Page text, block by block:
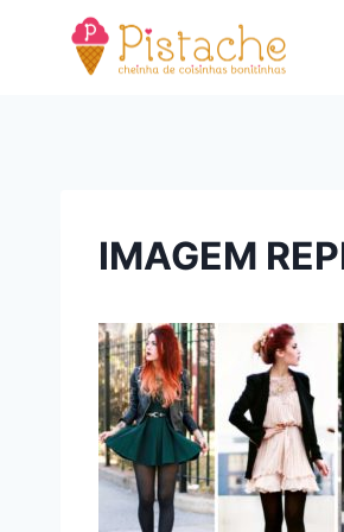
IMAGEM